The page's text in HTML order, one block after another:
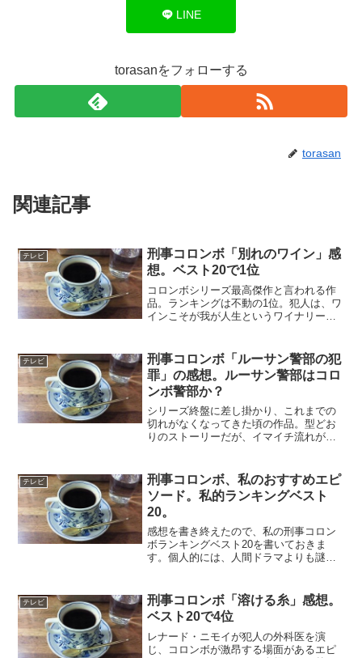
LINE
torasanをフォローする
torasan
関連記事
テレビ
刑事コロンボ「別れのワイン」感
想。ベスト20で1位
コロンボシリーズ最高傑作と言われる作
品。ランキングは不動の1位。犯人は、ワ
インこそが我が人生というワイナリーの
スキューバダイビング中の事故に見せか
けようとするが、コロン...
テレビ
刑事コロンボ「ルーサン警部の犯
罪」の感想。ルーサン警部はコロ
ンボ警部か？
シリーズ終盤に差し掛かり、これまでの
切れがなくなってきた頃の作品。型どお
りのストーリーだが、イマイチ流れがよ
過去の秘密をにぎられ、長年にわたって
恐喝されている。犯人は食...
テレビ
刑事コロンボ、私のおすすめエピ
ソード。私的ランキングベスト
20。
感想を書き終えたので、私の刑事コロン
ボランキングベスト20を書いておきま
す。個人的には、人間ドラマよりも謎解
いるランキングです。NHKの投票でのベ
スト20とはだいぶ違っ...
テレビ
刑事コロンボ「溶ける糸」感想。
ベスト20で4位
レナード・ニモイが犯人の外科医を演
じ、コロンボが激昂する場面があるエピ